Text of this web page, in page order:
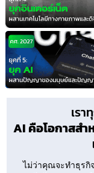
เร
AI คือโอกาสสำ
ไม่ว่าคุณจะทำธุรกิ